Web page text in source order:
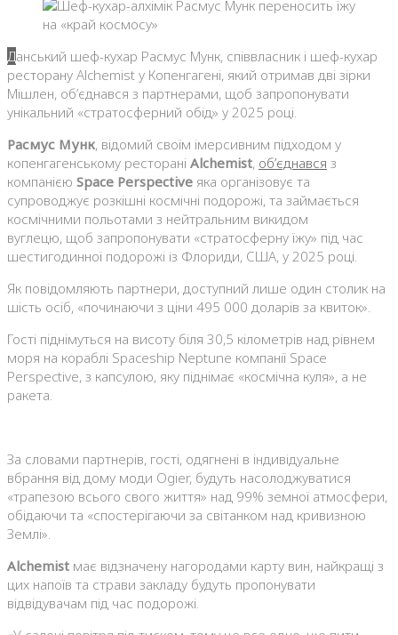
Данський шеф-кухар Расмус Мунк, співвласник і шеф-кухар
ресторану Alchemist у Копенгагені, який отримав дві зірки
Мішлен, об’єднався з партнерами, щоб запропонувати
унікальний «стратосферний обід» у 2025 році.
Расмус Мунк, відомий своїм імерсивним підходом у
копенгагенському ресторані Alchemist, об’єднався з
компанією Space Perspective яка організовує та
супроводжує розкішні космічні подорожі, та займається
космічними польотами з нейтральним викидом
вуглецю, щоб запропонувати «стратосферну їжу» під час
шестигодинної подорожі із Флориди, США, у 2025 році.
Як повідомляють партнери, доступний лише один столик на
шість осіб, «починаючи з ціни 495 000 доларів за квиток».
Гості піднімуться на висоту біля 30,5 кілометрів над рівнем
моря на кораблі Spaceship Neptune компанії Space
Perspective, з капсулою, яку піднімає «космічна куля», а не
ракета.
За словами партнерів, гості, одягнені в індивідуальне
вбрання від дому моди Ogier, будуть насолоджуватися
«трапезою всього свого життя» над 99% земної атмосфери,
обідаючи та «спостерігаючи за світанком над кривизною
Землі».
Alchemist має відзначену нагородами карту вин, найкращі з
цих напоїв та страви закладу будуть пропонувати
відвідувачам під час подорожі.